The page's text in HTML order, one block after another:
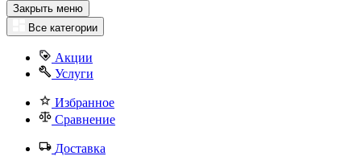
Закрыть меню
Все категории
Акции
Услуги
Избранное
Сравнение
Доставка